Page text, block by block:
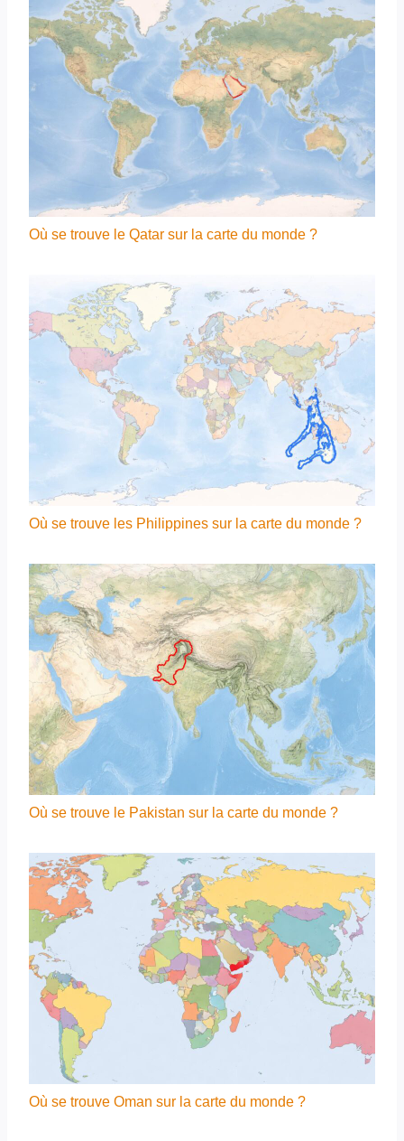
Où se trouve le Qatar sur la carte du monde ?
Où se trouve les Philippines sur la carte du monde ?
Où se trouve le Pakistan sur la carte du monde ?
Où se trouve Oman sur la carte du monde ?